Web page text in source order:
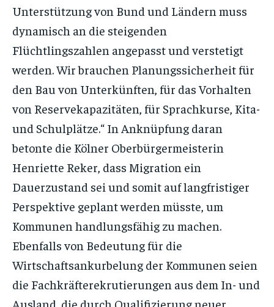
Unterstützung von Bund und Ländern muss
dynamisch an die steigenden
Flüchtlingszahlen angepasst und verstetigt
werden. Wir brauchen Planungssicherheit für
den Bau von Unterkünften, für das Vorhalten
von Reservekapazitäten, für Sprachkurse, Kita-
und Schulplätze.“ In Anknüpfung daran
betonte die Kölner Oberbürgermeisterin
Henriette Reker, dass Migration ein
Dauerzustand sei und somit auf langfristiger
Perspektive geplant werden müsste, um
Kommunen handlungsfähig zu machen.
Ebenfalls von Bedeutung für die
Wirtschaftsankurbelung der Kommunen seien
die Fachkräfterekrutierungen aus dem In- und
Ausland, die durch Qualifizierung neuer